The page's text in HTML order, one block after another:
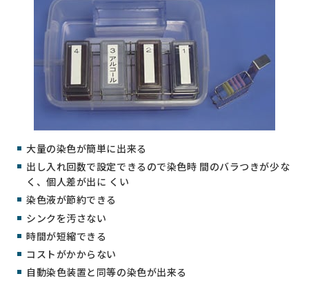
大量の染色が簡単に出来る
出し入れ回数で設定できるので染色時 間のバラつきが少な
く、個人差が出に くい
染色液が節約できる
シンクを汚さない
時間が短縮できる
コストがかからない
自動染色装置と同等の染色が出来る